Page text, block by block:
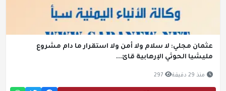
عثمان مجلي: لا سلام ولا أمن ولا استقرار ما دام مشروع
مليشيا الحوثي الإرهابية قائ...
منذ 29 دقيقة 297